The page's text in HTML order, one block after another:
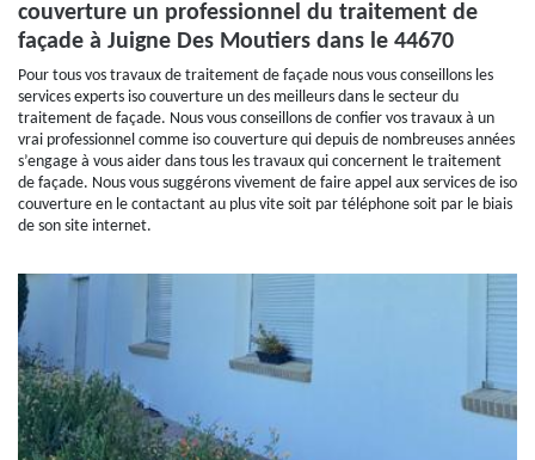
couverture un professionnel du traitement de
façade à Juigne Des Moutiers dans le 44670
Pour tous vos travaux de traitement de façade nous vous conseillons les
services experts iso couverture un des meilleurs dans le secteur du
traitement de façade. Nous vous conseillons de confier vos travaux à un
vrai professionnel comme iso couverture qui depuis de nombreuses années
s’engage à vous aider dans tous les travaux qui concernent le traitement
de façade. Nous vous suggérons vivement de faire appel aux services de iso
couverture en le contactant au plus vite soit par téléphone soit par le biais
de son site internet.